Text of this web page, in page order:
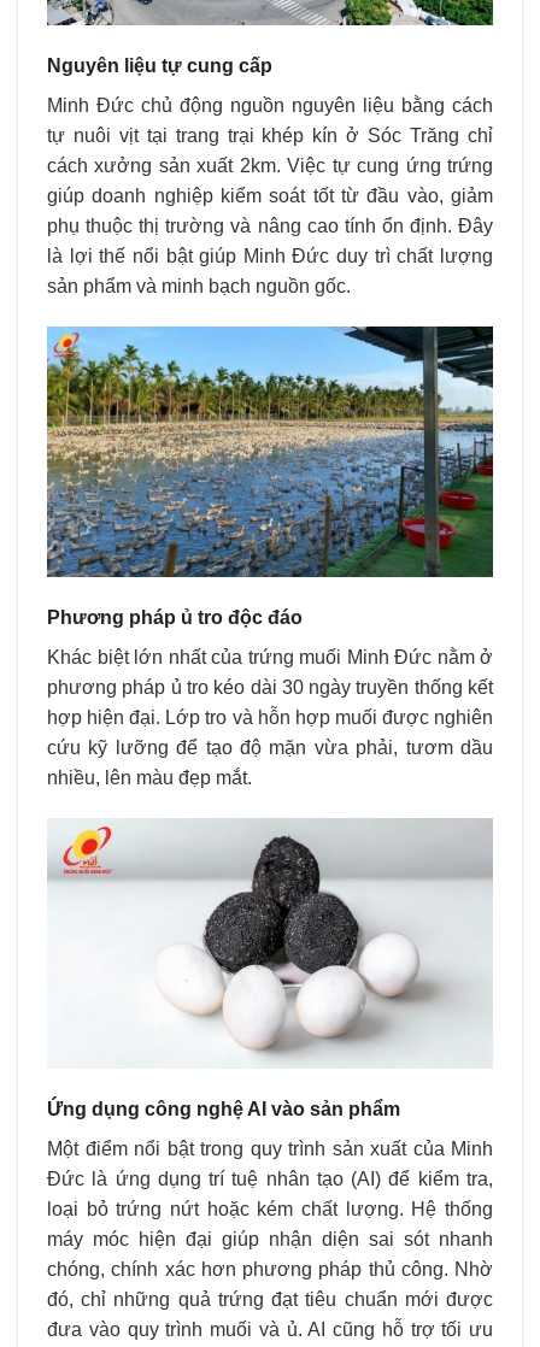
Nguyên liệu tự cung cấp
Minh Đức chủ động nguồn nguyên liệu bằng cách
tự nuôi vịt tại trang trại khép kín ở Sóc Trăng chỉ
cách xưởng sản xuất 2km. Việc tự cung ứng trứng
giúp doanh nghiệp kiểm soát tốt từ đầu vào, giảm
phụ thuộc thị trường và nâng cao tính ổn định. Đây
là lợi thế nổi bật giúp Minh Đức duy trì chất lượng
sản phẩm và minh bạch nguồn gốc.
Phương pháp ủ tro độc đáo
Khác biệt lớn nhất của trứng muối Minh Đức nằm ở
phương pháp ủ tro kéo dài 30 ngày truyền thống kết
hợp hiện đại. Lớp tro và hỗn hợp muối được nghiên
cứu kỹ lưỡng để tạo độ mặn vừa phải, tươm dầu
nhiều, lên màu đẹp mắt.
Ứng dụng công nghệ AI vào sản phẩm
Một điểm nổi bật trong quy trình sản xuất của Minh
Đức là ứng dụng trí tuệ nhân tạo (AI) để kiểm tra,
loại bỏ trứng nứt hoặc kém chất lượng. Hệ thống
máy móc hiện đại giúp nhận diện sai sót nhanh
chóng, chính xác hơn phương pháp thủ công. Nhờ
đó, chỉ những quả trứng đạt tiêu chuẩn mới được
đưa vào quy trình muối và ủ. AI cũng hỗ trợ tối ưu